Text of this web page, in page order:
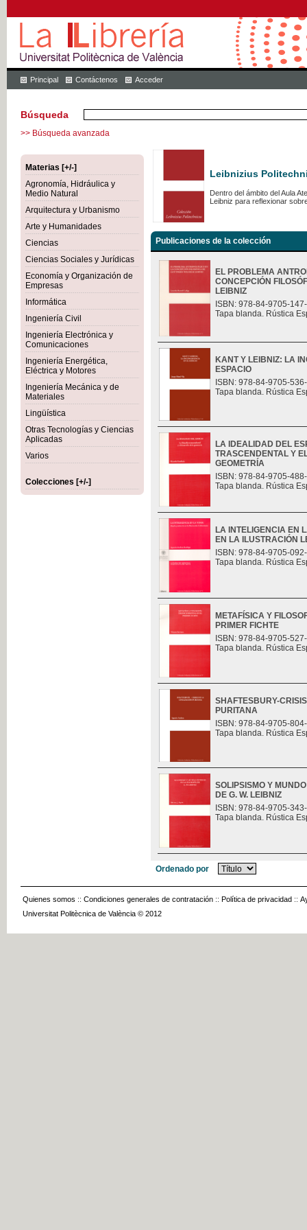
Principal Contáctenos Acceder
Búsqueda
>> Búsqueda avanzada
Materias [+/-]
Agronomía, Hidráulica y
Medio Natural
Arquitectura y Urbanismo
Arte y Humanidades
Ciencias
Ciencias Sociales y Jurídicas
Economía y Organización de
Empresas
Informática
Ingeniería Civil
Ingeniería Electrónica y
Comunicaciones
Ingeniería Energética,
Eléctrica y Motores
Ingeniería Mecánica y de
Materiales
Lingüística
Otras Tecnologías y Ciencias
Aplicadas
Varios
Colecciones [+/-]
Leibnizius
Dentro del ámbito del Aula
Leibniz para reflexionar
Publicaciones de la colección
EL PROBLEMA
CONCEPCIÓN
LEIBNIZ
ISBN: 978-84-9705-
Tapa blanda. Rústica
KANT Y LEIBNIZ: LA
ESPACIO
ISBN: 978-84-9705-
Tapa blanda. Rústica
LA IDEALIDAD DEL
TRASCENDENTAL Y
GEOMETRÍA
ISBN: 978-84-9705-
Tapa blanda. Rústica
LA INTELIGENCIA EN
EN LA ILUSTRACIÓN
ISBN: 978-84-9705-
Tapa blanda. Rústica
METAFÍSICA Y
PRIMER FICHTE
ISBN: 978-84-9705-
Tapa blanda. Rústica
SHAFTESBURY-
PURITANA
ISBN: 978-84-9705-
Tapa blanda. Rústica
SOLIPSISMO Y
DE G. W. LEIBNIZ
ISBN: 978-84-9705-
Tapa blanda. Rústica
Ordenado por
Quienes somos :: Condiciones generales de contratación :: Política de privacidad ::
Universitat Politècnica de València © 2012